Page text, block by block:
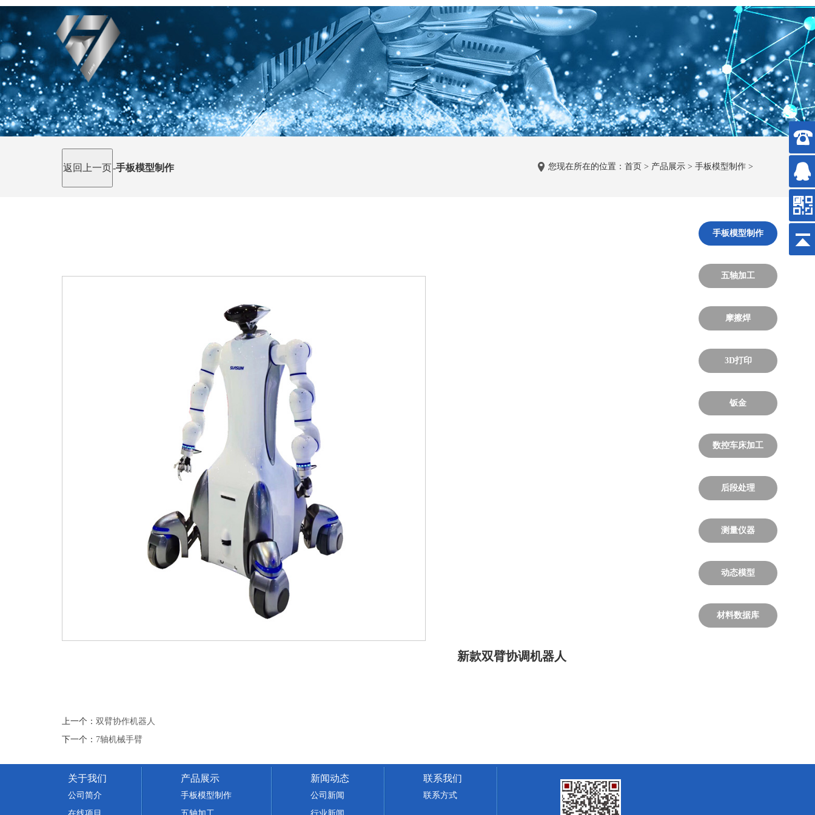
-手板模型制作 您现在所在的位置： 首页 > 产品展示 > 手板模型制作 >
手板模型制作
五轴加工
摩擦焊
3D打印
钣金
数控车床加工
后段处理
测量仪器
动态模型
材料数据库
新款双臂协调机器人
上一个： 双臂协作机器人
下一个： 7轴机械手臂
关于我们
公司简介
产品展示
手板模型制作
新闻动态
公司新闻
联系我们
联系方式